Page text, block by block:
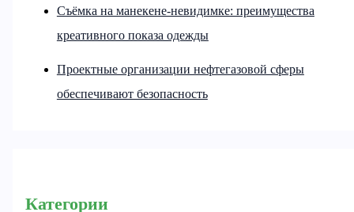
Съёмка на манекене-невидимке: преимущества
креативного показа одежды
Проектные организации нефтегазовой сферы
обеспечивают безопасность
Категории